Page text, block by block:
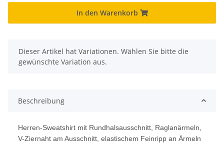
In den Warenkorb
x
Dieser Artikel hat Variationen. Wählen Sie bitte die
gewünschte Variation aus.
Beschreibung
Herren-Sweatshirt mit Rundhalsausschnitt, Raglanärmeln,
V-Ziernaht am Ausschnitt, elastischem Feinripp an Ärmeln